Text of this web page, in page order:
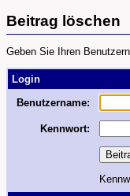
Beitrag löschen
Geben Sie Ihren
Login
Benutzername:
Kennwort: